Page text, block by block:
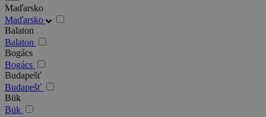
Maďarsko
Maďarsko
Balaton
Balaton
Bogács
Bogács
Budapešť
Budapešť
Bük
Bük